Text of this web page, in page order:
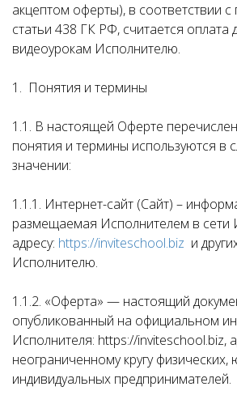
акцептом оферты), в соответствии с
статьи 438 ГК РФ, считается оплата
видеоурокам Исполнителю.
1. Понятия и термины
1.1. В настоящей Оферте
понятия и термины используются в
значении:
1.1.1. Интернет-сайт (Сайт) –
размещаемая Исполнителем в сети
адресу: https://inviteschool.biz и
Исполнителю.
1.1.2. «Оферта» — настоящий
опубликованный на официальном
Исполнителя: https://inviteschool.biz,
неограниченному кругу физических,
индивидуальных предпринимателей.